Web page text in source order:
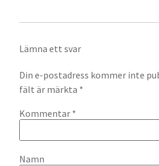
Lämna ett svar
Din e-postadress kommer inte
fält är märkta *
Kommentar *
Namn